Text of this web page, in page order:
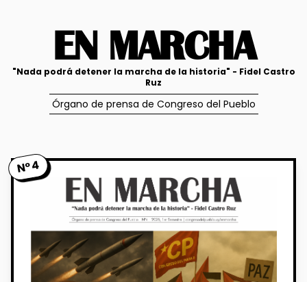
EN MARCHA
"Nada podrá detener la marcha de la historia" - Fidel Castro
Ruz
Órgano de prensa de Congreso del Pueblo
N°4